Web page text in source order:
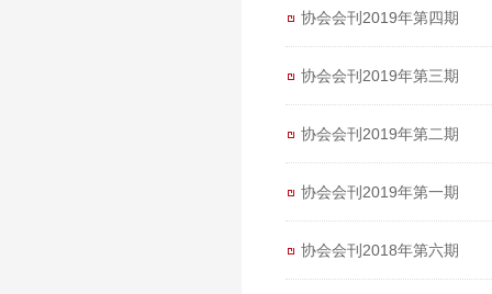
协会会刊2019年第四期
协会会刊2019年第三期
协会会刊2019年第二期
协会会刊2019年第一期
协会会刊2018年第六期